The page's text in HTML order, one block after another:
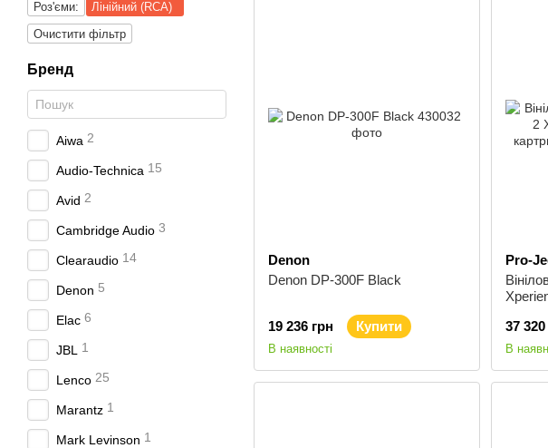
Denon
Denon DP-300F Black
19 236 грн Купити
В наявності
Pro-
37 320
В
Роз'єми:
Лінійний (RCA)
Очистити фільтр
Бренд
Aiwa 2
Audio-Technica 15
Avid 2
Cambridge Audio 3
Clearaudio 14
Denon 5
Elac 6
JBL 1
Lenco 25
Marantz 1
Mark Levinson 1